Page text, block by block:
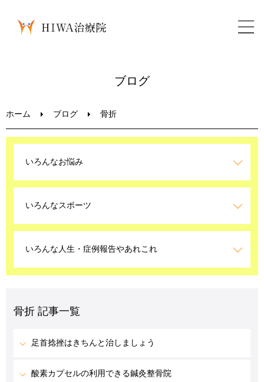
LINEお問い合わせ
ブログ
ホーム ブログ 骨折
いろんなお悩み
いろんなスポーツ
いろんな人生・症例報告やあれこれ
骨折 記事一覧
足首捻挫はきちんと治しましょう
酸素カプセルの利用できる鍼灸整骨院